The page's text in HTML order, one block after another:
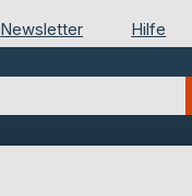
Newsletter Hilfe